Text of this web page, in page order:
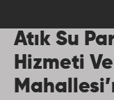
Atık Su
Hizmeti